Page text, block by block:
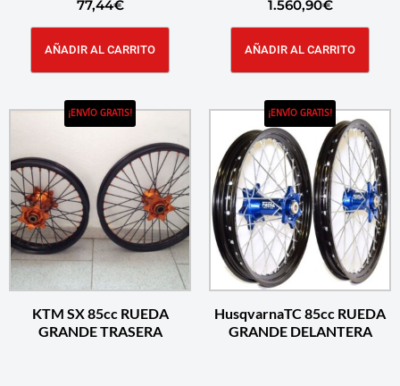
77,44€
AÑADIR AL CARRITO
1.560,90€
AÑADIR AL CARRITO
¡ENVÍO GRATIS!
KTM SX 85cc RUEDA
GRANDE TRASERA
¡ENVÍO GRATIS!
HusqvarnaTC 85cc RUEDA
GRANDE DELANTERA